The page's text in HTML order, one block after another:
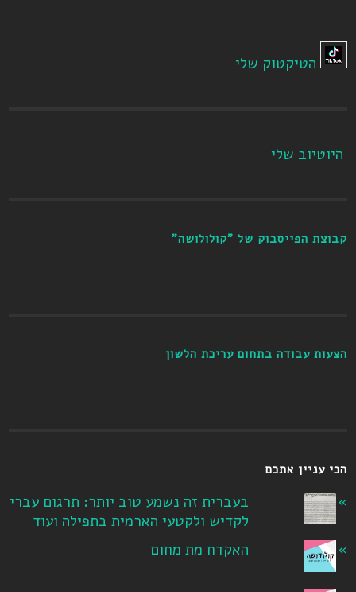
הטיקטוק שלי
היוטיוב שלי
קבוצת הפייסבוק של "קולולושה"
הצעות עבודה בתחום עריכת הלשון
הכי עניין אתכם
בעברית זה נשמע טוב יותר: תרגום עברי
לקדיש ולקטעי הארמית בתפילה ועוד
האקדח מת מחום